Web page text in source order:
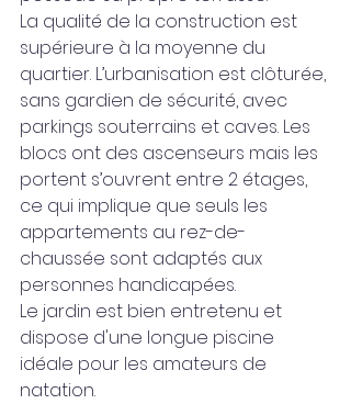
La qualité de la construction est
supérieure à la moyenne du
quartier. L’urbanisation est clôturée,
sans gardien de sécurité, avec
parkings souterrains et caves. Les
blocs ont des ascenseurs mais les
portent s’ouvrent entre 2 étages,
ce qui implique que seuls les
appartements au rez-de-
chaussée sont adaptés aux
personnes handicapées.
Le jardin est bien entretenu et
dispose d'une longue piscine
idéale pour les amateurs de
natation.